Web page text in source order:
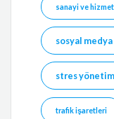
sanayi ve
sosyal
stres
trafik işaretleri